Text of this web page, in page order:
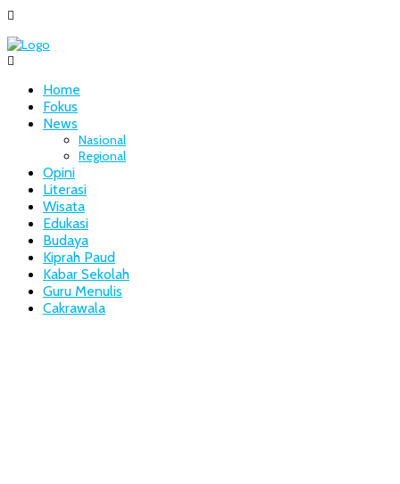
Home
Fokus
News
Nasional
Regional
Opini
Literasi
Wisata
Edukasi
Budaya
Kiprah Paud
Kabar Sekolah
Guru Menulis
Cakrawala